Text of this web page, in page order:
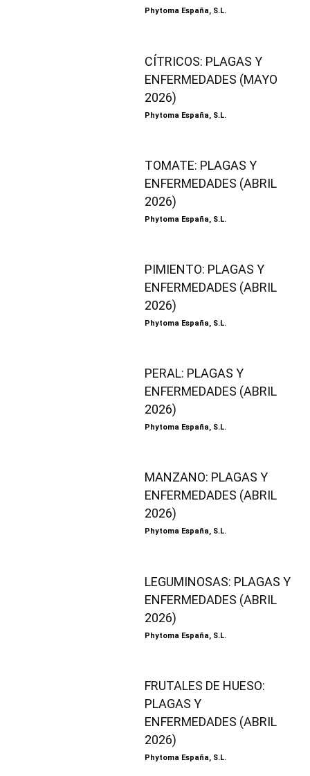
Phytoma España, S.L.
CÍTRICOS: PLAGAS Y
ENFERMEDADES (MAYO
2026)
Phytoma España, S.L.
TOMATE: PLAGAS Y
ENFERMEDADES (ABRIL
2026)
Phytoma España, S.L.
PIMIENTO: PLAGAS Y
ENFERMEDADES (ABRIL
2026)
Phytoma España, S.L.
PERAL: PLAGAS Y
ENFERMEDADES (ABRIL
2026)
Phytoma España, S.L.
MANZANO: PLAGAS Y
ENFERMEDADES (ABRIL
2026)
Phytoma España, S.L.
LEGUMINOSAS: PLAGAS Y
ENFERMEDADES (ABRIL
2026)
Phytoma España, S.L.
FRUTALES DE HUESO:
PLAGAS Y
ENFERMEDADES (ABRIL
2026)
Phytoma España, S.L.